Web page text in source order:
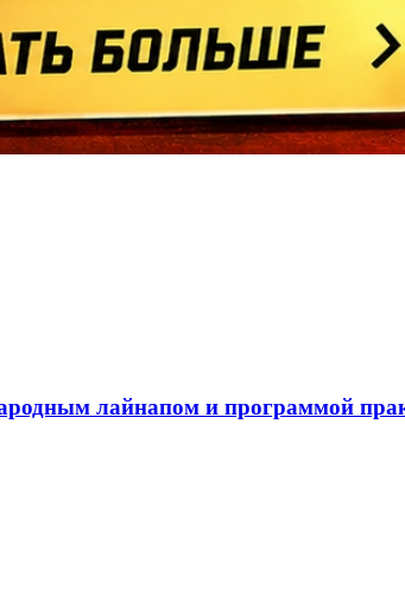
лайнапом и программой